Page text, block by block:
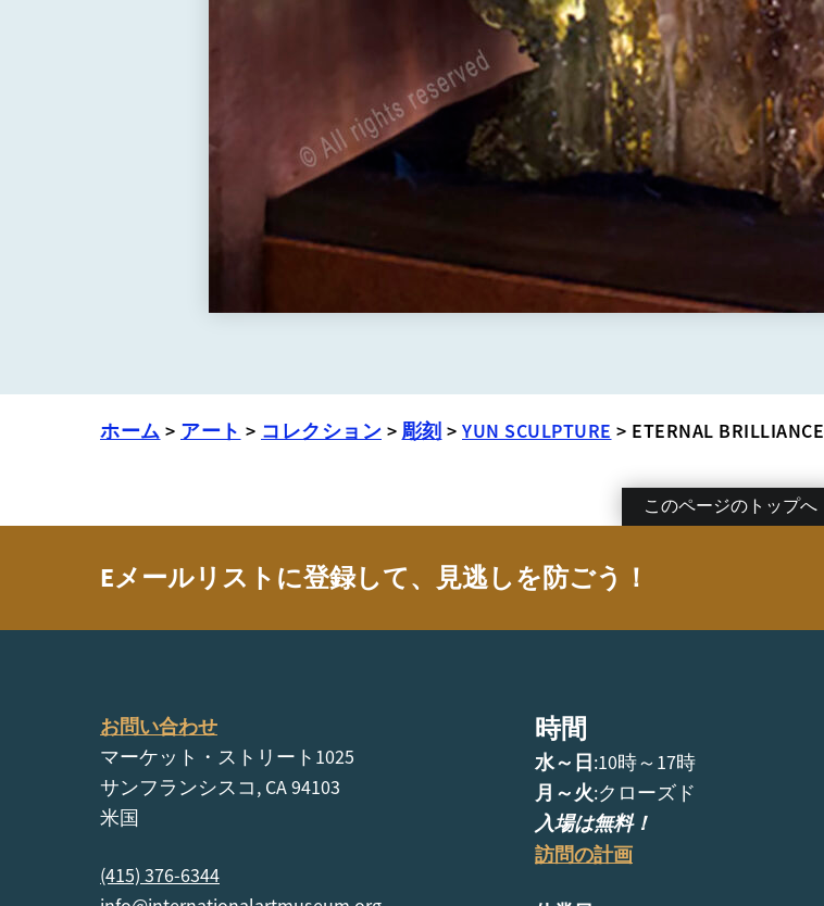
ホーム > アート > コレクション > 彫刻 > YUN SCULPTURE > ETERNAL BRILLIANCE
このページのトップへ
Eメールリストに登録して、見逃しを防ごう！
お問い合わせ
マーケット・ストリート1025
サンフランシスコ, CA 94103
米国
(415) 376-6344
時間
水～日:10時～17時
月～火:クローズド
入場は無料！
訪問の計画